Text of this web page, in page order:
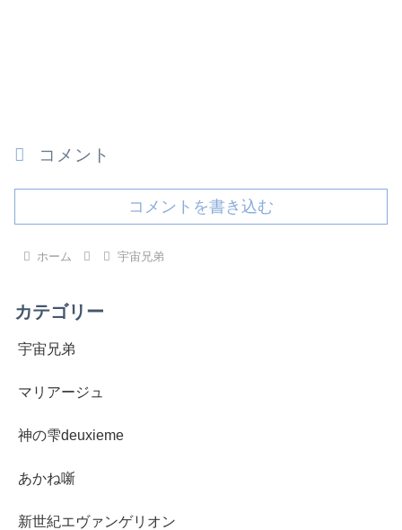
コメント
コメントを書き込む
ホーム 宇宙兄弟
カテゴリー
宇宙兄弟
マリアージュ
神の雫deuxieme
あかね噺
新世紀エヴァンゲリオン